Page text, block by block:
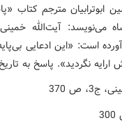
ابوترابیان مترجم کتاب
می‌نویسد: آیت‌الله
است: «این ادعایی
نگردید». پاسخ به